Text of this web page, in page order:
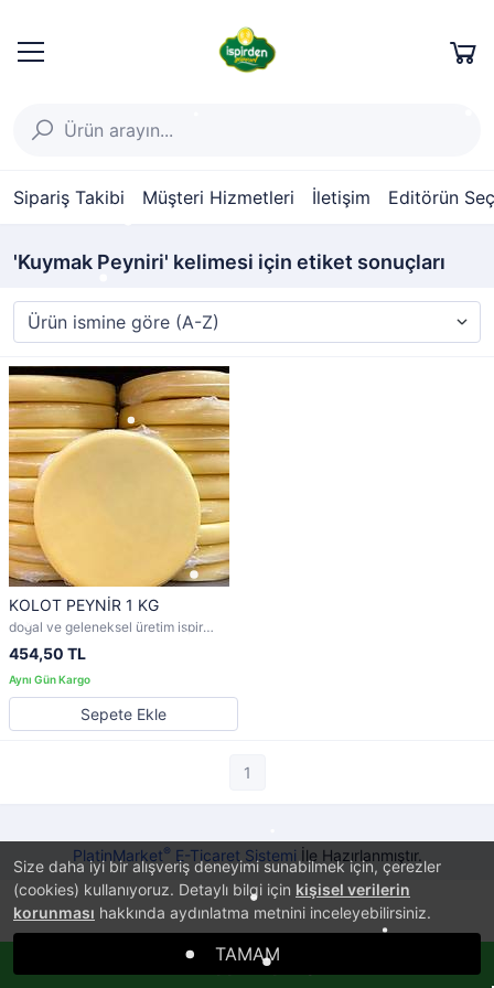
Sipariş Takibi Müşteri Hizmetleri İletişim Editörün
Size daha iyi bir alışveriş deneyimi sunabilmek için, çerezler
(cookies) kullanıyoruz. Detaylı bilgi için kişisel verilerin
korunması hakkında aydınlatma metnini inceleyebilirsiniz.
TAMAM
'Kuymak Peyniri' kelimesi için etiket sonuçları
KOLOT PEYNİR 1 KG
doğal ve geleneksel üretim ispir
yaylalarından gelen lezzet
454,50 TL
Sepete Ekle
1
PlatinMarket® E-Ticaret Sistemi İle Hazırlanmıştır.
Whatsappla Sipariş Ver!